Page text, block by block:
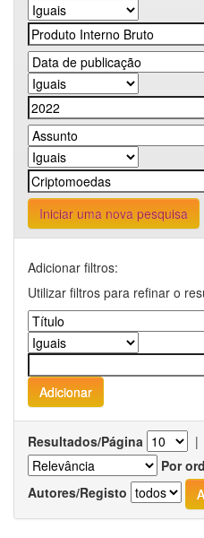
Iniciar uma nova pesquisa
Adicionar filtros:
Utilizar filtros para refinar o
Resultados/Página |
Por
Autores/Registo